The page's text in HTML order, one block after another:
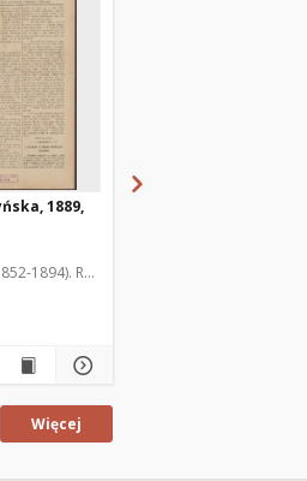
1889,
1894). Red.
Więcej